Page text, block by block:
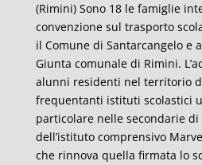
(Rimini) Sono 18 le famiglie
convenzione sul trasporto
il Comune di Santarcangelo e
Giunta comunale di Rimini.
alunni residenti nel territorio
frequentanti istituti scolastici
particolare nelle secondarie
dell’istituto comprensivo
che rinnova quella firmata lo